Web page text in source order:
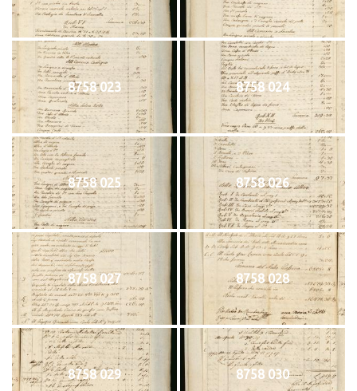
8758 023 8758 024
8758 025 8758 026
8758 027 8758 028
8758 029 8758 030